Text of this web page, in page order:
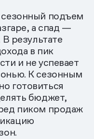
сезонный подъем
а спад —
результате
в пик
и не успевает
К сезонным
готовиться
бюджет,
пиком продаж